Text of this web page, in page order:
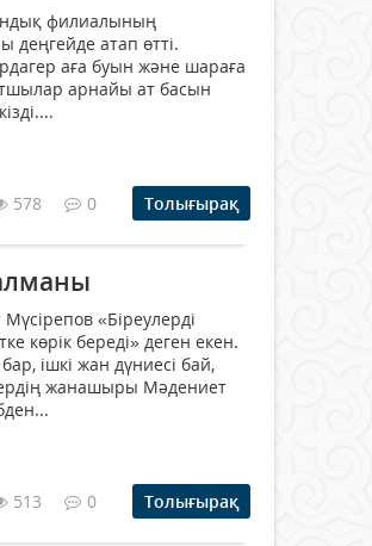
филиалының
деңгейде атап өтті.
аға буын және шараға
арнайы ат басын
578 0 Толығырақ
«Біреулерді
көрік береді» деген екен.
ішкі жан дүниесі бай,
жанашыры Мәдениет
513 0 Толығырақ